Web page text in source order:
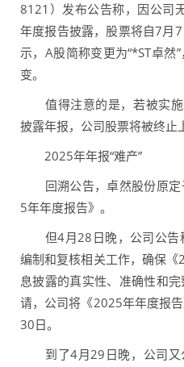
8121）发布公告称，因公司
年度报告披露，股票将自7月
示，A股简称变更为“*ST卓然
变。
值得注意的是，若被实施
披露年报，公司股票将被终止
2025年年报“难产”
回溯公告，卓然股份原定
5年年度报告》。
但4月28日晚，公司公告
编制和复核相关工作，确保
息披露的真实性、准确性和
请，公司将《2025年年度报
30日。
到了4月29日晚，公司又